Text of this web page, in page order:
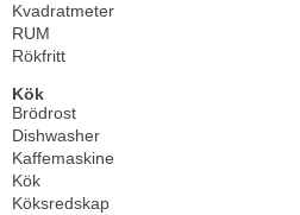
Kvadratmeter
RUM
Rökfritt
Kök
Brödrost
Dishwasher
Kaffemaskine
Kök
Köksredskap